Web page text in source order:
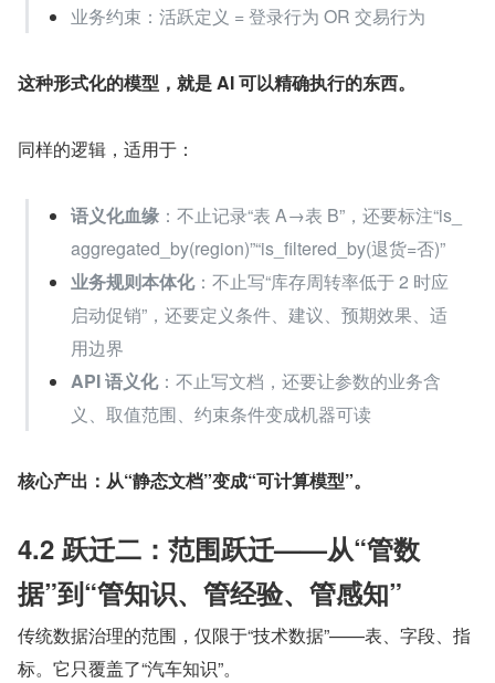
业务约束：活跃定义 = 登录行为 OR 交易行为
这种形式化的模型，就是 AI 可以精确执行的东西。
同样的逻辑，适用于：
语义化血缘 ：不止记录“表 A→表 B”，还要标注“is_
aggregated_by(region)”“is_filtered_by(退货=否)”
业务规则本体化：不止写“库存周转率低于 2 时应
启动促销”，还要定义条件、建议、预期效果、适
用边界
API 语义化：不止写文档，还要让参数的业务含
义、取值范围、约束条件变成机器可读
核心产出：从“静态文档”变成“可计算模型”。
4.2 跃迁二：范围跃迁——从“管数
据”到“管知识、管经验、管感知”
传统数据治理的范围，仅限于“技术数据”——表、字段、指
标。它只覆盖了“汽车知识”。